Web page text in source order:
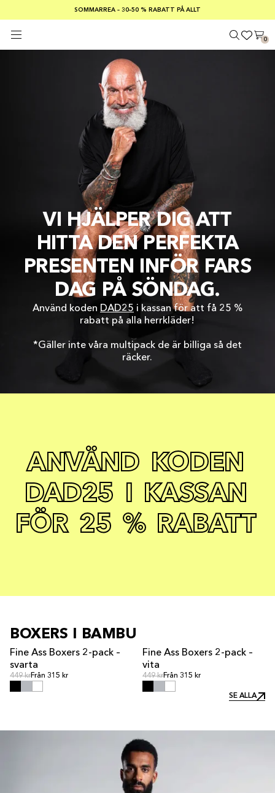
SOMMARREA – 30–50 % RABATT PÅ ALLT
FRI FRAKT PÅ KÖP ÖVER €100
Säker betalning med
0
VI HJÄLPER DIG ATT
HITTA DEN PERFEKTA
PRESENTEN INFÖR FARS
DAG PÅ SÖNDAG.
Använd koden DAD25 i kassan för att få 25 %
rabatt på alla herrkläder!
*Gäller inte våra multipack de är billiga så det
räcker.
ANVÄND KODEN
DAD25 I KASSAN
FÖR 25 % RABATT
BOXERS I BAMBU
Fine Ass Boxers 2-pack –
svarta
Ordinarie pris
449 krOrdinarie pris
Från 315 kr
Fine Ass Boxers 2-pack –
vita
Ordinarie pris
449 krOrdinarie pris
Från 315 kr
SE ALLA